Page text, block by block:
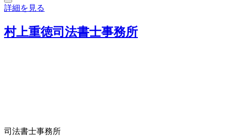
詳細を見る
村上重徳司法書士事務所
司法書士事務所